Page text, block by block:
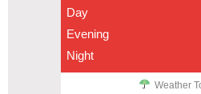
Day
Evening
Night
Weather